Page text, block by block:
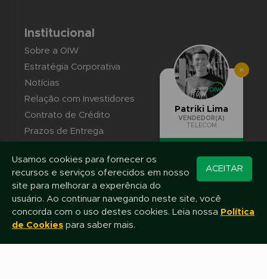
Institucional
Sobre a OIW
Estratégia Corporativa
Notícias
Relação com Investidores
Contrato de Crédito
Prazos de Entrega
Contato
×
Patriki Lima
VENDEDOR(A)
TELECOM
Converse pelo
WhatsApp
ACEITAR
Usamos cookies para fornecer os
recursos e serviços oferecidos em nosso
site para melhorar a experência do
usuário. Ao continuar navegando neste site, você
concorda com o uso destes cookies. Leia nossa Política
de Cookies para saber mais.